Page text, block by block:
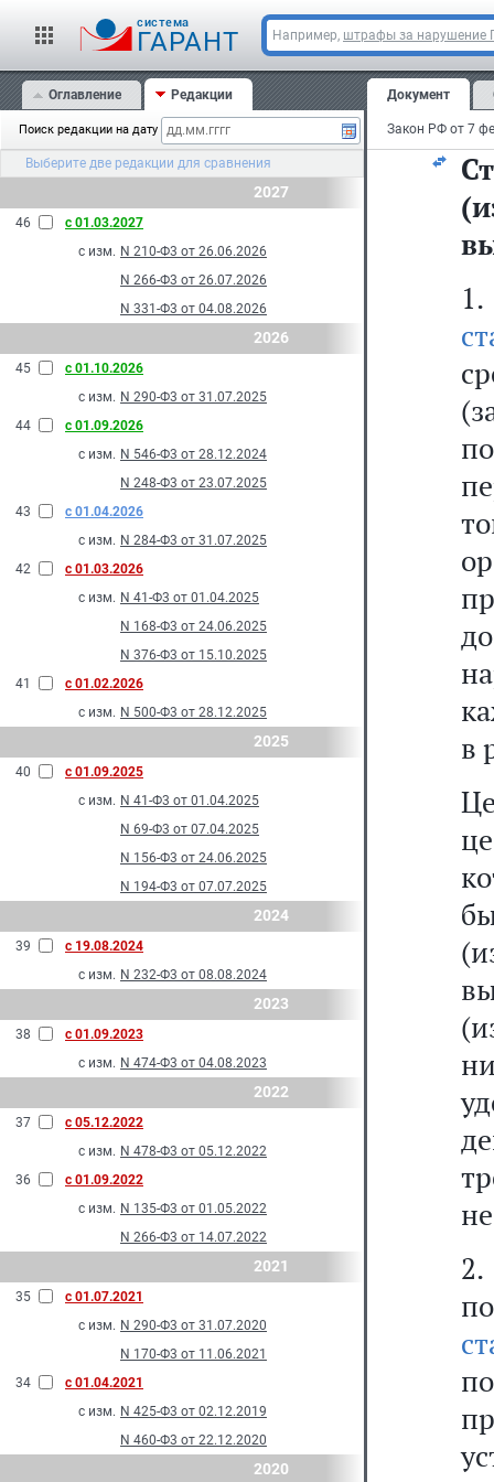
cистема
ГАРАНТ Например, штрафы за нарушение
Оглавление Редакции
Поиск редакции на дату
Выберите две редакции для сравнения
2027
46
с 01.03.2027
с изм. N 210-Ф3 от 26.06.2026
N 266-Ф3 от 26.07.2026
N 331-Ф3 от 04.08.2026
2026
45
с 01.10.2026
с изм. N 290-Ф3 от 31.07.2025
44
с 01.09.2026
с изм. N 546-Ф3 от 28.12.2024
N 248-Ф3 от 23.07.2025
43
с 01.04.2026
с изм. N 284-Ф3 от 31.07.2025
42
с 01.03.2026
с изм. N 41-Ф3 от 01.04.2025
N 168-Ф3 от 24.06.2025
N 376-Ф3 от 15.10.2025
41
с 01.02.2026
с изм. N 500-Ф3 от 28.12.2025
2025
40
с 01.09.2025
с изм. N 41-Ф3 от 01.04.2025
N 69-Ф3 от 07.04.2025
N 156-Ф3 от 24.06.2025
N 194-Ф3 от 07.07.2025
2024
39
с 19.08.2024
с изм. N 232-Ф3 от 08.08.2024
2023
38
с 01.09.2023
с изм. N 474-Ф3 от 04.08.2023
2022
37
с 05.12.2022
с изм. N 478-Ф3 от 05.12.2022
36
с 01.09.2022
с изм. N 135-Ф3 от 01.05.2022
N 266-Ф3 от 14.07.2022
2021
35
с 01.07.2021
с изм. N 290-Ф3 от 31.07.2020
N 170-Ф3 от 11.06.2021
34
с 01.04.2021
с изм. N 425-Ф3 от 02.12.2019
N 460-Ф3 от 22.12.2020
2020
Документ
в